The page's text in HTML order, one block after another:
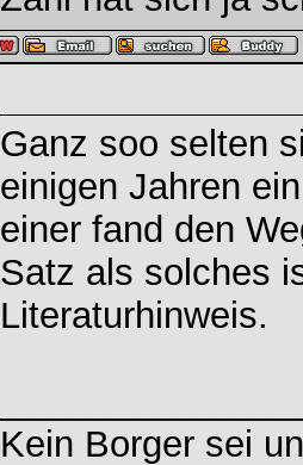
Ganz soo selten
einigen Jahren
einer fand den
Satz als solches
Literaturhinweis.
Kein Borger sei